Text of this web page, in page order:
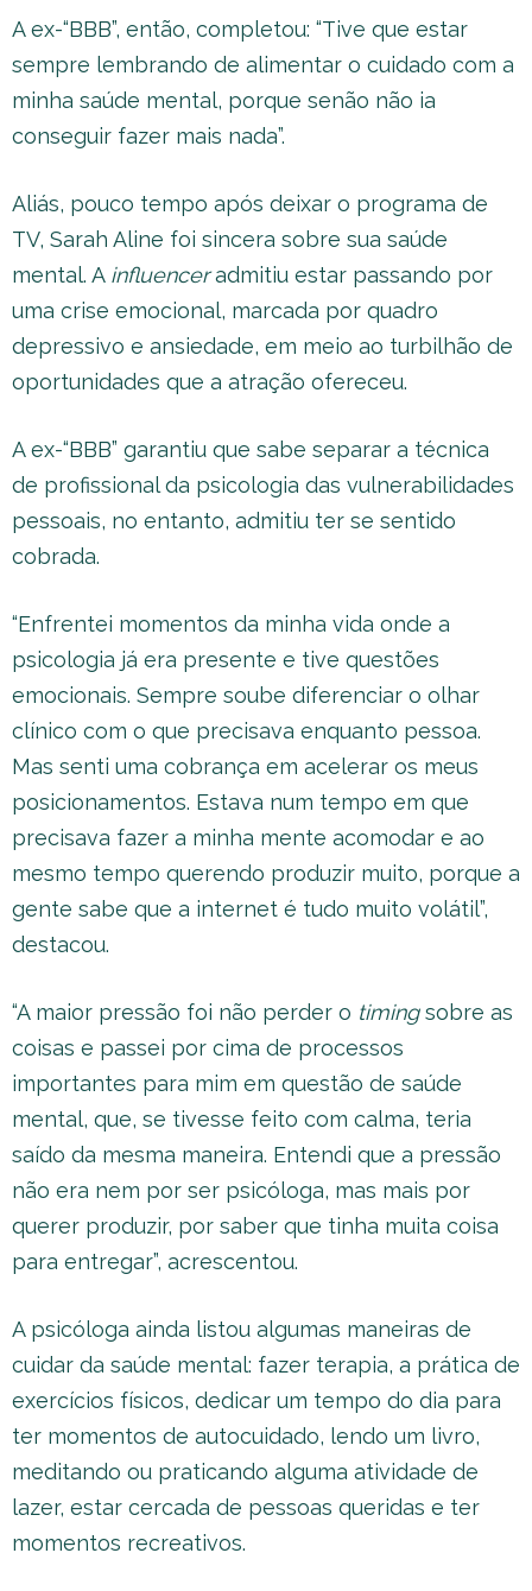
A ex-“BBB”, então, completou: “Tive que estar
sempre lembrando de alimentar o cuidado com a
minha saúde mental, porque senão não ia
conseguir fazer mais nada”.
Aliás, pouco tempo após deixar o programa de
TV, Sarah Aline foi sincera sobre sua saúde
mental. A influenceradmitiu estar passando por
uma crise emocional, marcada por quadro
depressivo e ansiedade, em meio ao turbilhão de
oportunidades que a atração ofereceu.
A ex-“BBB” garantiu que sabe separar a técnica
de profissional da psicologia das vulnerabilidades
pessoais, no entanto, admitiu ter se sentido
cobrada.
“Enfrentei momentos da minha vida onde a
psicologia já era presente e tive questões
emocionais. Sempre soube diferenciar o olhar
clínico com o que precisava enquanto pessoa.
Mas senti uma cobrança em acelerar os meus
posicionamentos. Estava num tempo em que
precisava fazer a minha mente acomodar e ao
mesmo tempo querendo produzir muito, porque a
gente sabe que a internet é tudo muito volátil”,
destacou.
“A maior pressão foi não perder o timingsobre as
coisas e passei por cima de processos
importantes para mim em questão de saúde
mental, que, se tivesse feito com calma, teria
saído da mesma maneira. Entendi que a pressão
não era nem por ser psicóloga, mas mais por
querer produzir, por saber que tinha muita coisa
para entregar”, acrescentou.
A psicóloga ainda listou algumas maneiras de
cuidar da saúde mental: fazer terapia, a prática de
exercícios físicos, dedicar um tempo do dia para
ter momentos de autocuidado, lendo um livro,
meditando ou praticando alguma atividade de
lazer, estar cercada de pessoas queridas e ter
momentos recreativos.